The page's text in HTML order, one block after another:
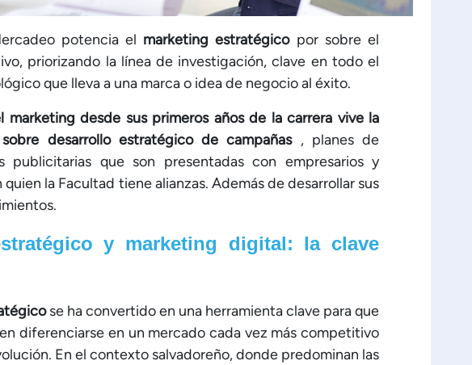
potencia el marketing estratégicopor sobre el
priorizando la línea de investigación, clave en todo el
que lleva a una marca o idea de negocio al éxito.
marketing desde sus primeros años de la carrera vive la
desarrollo estratégico de campañas, planes de
publicitarias que son presentadas con empresarios y
quien la Facultad tiene alianzas. Además de desarrollar sus
y marketing digital: la clave
se ha convertido en una herramienta clave para que
diferenciarse en un mercado cada vez más competitivo
En el contexto salvadoreño, donde predominan las